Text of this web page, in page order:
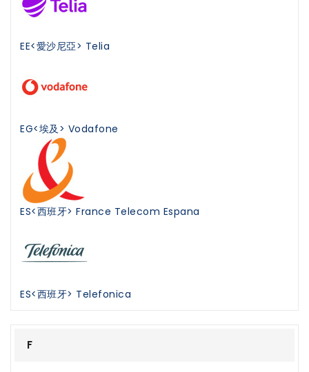
EE<愛沙尼亞> Telia
EG<埃及> Vodafone
ES<西班牙> France Telecom Espana
ES<西班牙> Telefonica
F